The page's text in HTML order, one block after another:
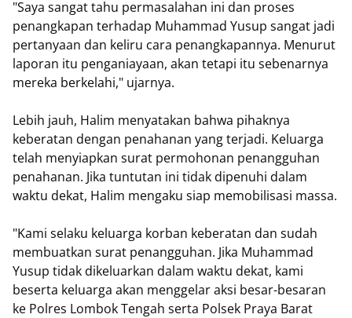
"Saya sangat tahu permasalahan ini dan proses
penangkapan terhadap Muhammad Yusup sangat jadi
pertanyaan dan keliru cara penangkapannya. Menurut
laporan itu penganiayaan, akan tetapi itu sebenarnya
mereka berkelahi," ujarnya.
Lebih jauh, Halim menyatakan bahwa pihaknya
keberatan dengan penahanan yang terjadi. Keluarga
telah menyiapkan surat permohonan penangguhan
penahanan. Jika tuntutan ini tidak dipenuhi dalam
waktu dekat, Halim mengaku siap memobilisasi massa.
"Kami selaku keluarga korban keberatan dan sudah
membuatkan surat penangguhan. Jika Muhammad
Yusup tidak dikeluarkan dalam waktu dekat, kami
beserta keluarga akan menggelar aksi besar-besaran
ke Polres Lombok Tengah serta Polsek Praya Barat